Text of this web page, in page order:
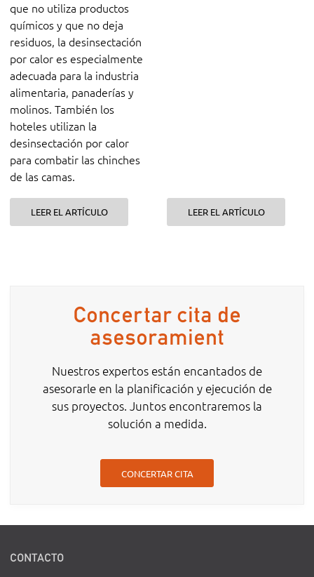
que no utiliza productos
químicos y que no deja
residuos, la desinsectación
por calor es especialmente
adecuada para la industria
alimentaria, panaderías y
molinos. También los
hoteles utilizan la
desinsectación por calor
para combatir las chinches
de las camas.
LEER EL ARTÍCULO LEER EL ARTÍCULO
Concertar cita de
asesoramient
Nuestros expertos están encantados de
asesorarle en la planificación y ejecución de
sus proyectos. Juntos encontraremos la
solución a medida.
CONCERTAR CITA
CONTACTO